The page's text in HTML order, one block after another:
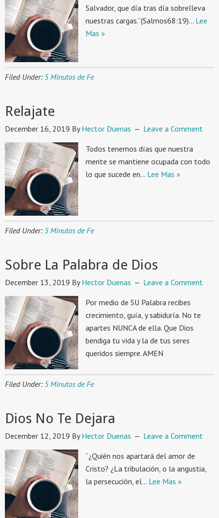
Salvador, que día tras día sobrelleva
nuestras cargas.”(Salmos68:19)… Lee
Mas »
Filed Under: 5 Minutos de Fe
Relajate
December 16, 2019 ByHector Duenas Leave a Comment
Todos tenemos días que nuestra
mente se mantiene ocupada con todo
lo que sucede en… Lee Mas »
Filed Under: 5 Minutos de Fe
Sobre La Palabra de Dios
December 13, 2019 ByHector Duenas Leave a Comment
Por medio de SU Palabra recibes
crecimiento, guía, y sabiduría. No te
apartes NUNCA de ella. Que Dios
bendiga tu vida y la de tus seres
queridos siempre. AMEN
Filed Under: 5 Minutos de Fe
Dios No Te Dejara
December 12, 2019 ByHector Duenas Leave a Comment
“¿Quién nos apartará del amor de
Cristo? ¿La tribulación, o la angustia,
la persecución, el… Lee Mas »